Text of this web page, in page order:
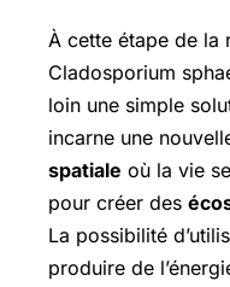
À cette étape de la
Cladosporium
loin une simple
incarne une
spatiale où la vie
pour créer des
La possibilité
produire de